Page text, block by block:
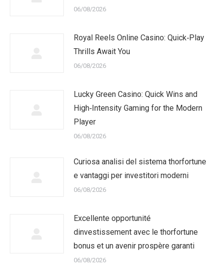
06/08/2026
Royal Reels Online Casino: Quick‑Play
Thrills Await You
06/08/2026
Lucky Green Casino: Quick Wins and
High‑Intensity Gaming for the Modern
Player
06/08/2026
Curiosa analisi del sistema thorfortune
e vantaggi per investitori moderni
06/08/2026
Excellente opportunité
dinvestissement avec le thorfortune
bonus et un avenir prospère garanti
06/08/2026